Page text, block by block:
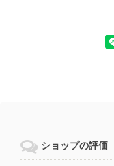
ショップの評価